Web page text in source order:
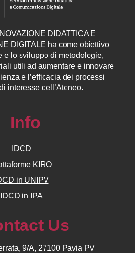
DIDATTICA E
DIGITALE ha come obiettivo
e lo sviluppo di metodologie,
utili ad aumentare e innovare
e l’efficacia dei processi
interesse dell’Ateneo.
Info
IDCD
KIRO
in UNIPV
IDCD in IPA
Us
9/A, 27100 Pavia PV